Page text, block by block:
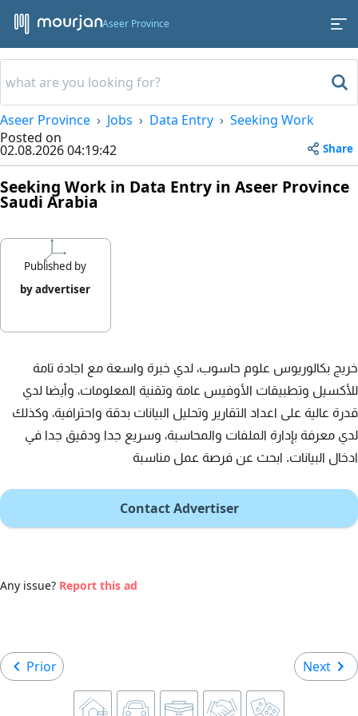
Aseer Province
Aseer Province Jobs Data Entry
Seeking Work
Posted on
02.08.2026 04:19:42 Share
Seeking Work in Data Entry in Aseer Province
Saudi Arabia
Published by
by advertiser
خريج بكالوريوس علوم حاسوب، لدي خبرة واسعة مع اجادة تامة
للأكسيل وتطبيقات الأوفيس عامة وتقنية المعلومات، وأيضا لدي
قدرة عالية على اعداد التقارير وتحليل البيانات بدقة واحترافية، وكذلك
لدي معرفة بإدارة الملفات والمحاسبة، وسريع جدا ودقيق جدا في
ادخال البيانات. ابحث عن فرصة عمل مناسبة
Contact Advertiser
Any issue? Report this ad
Prior Next